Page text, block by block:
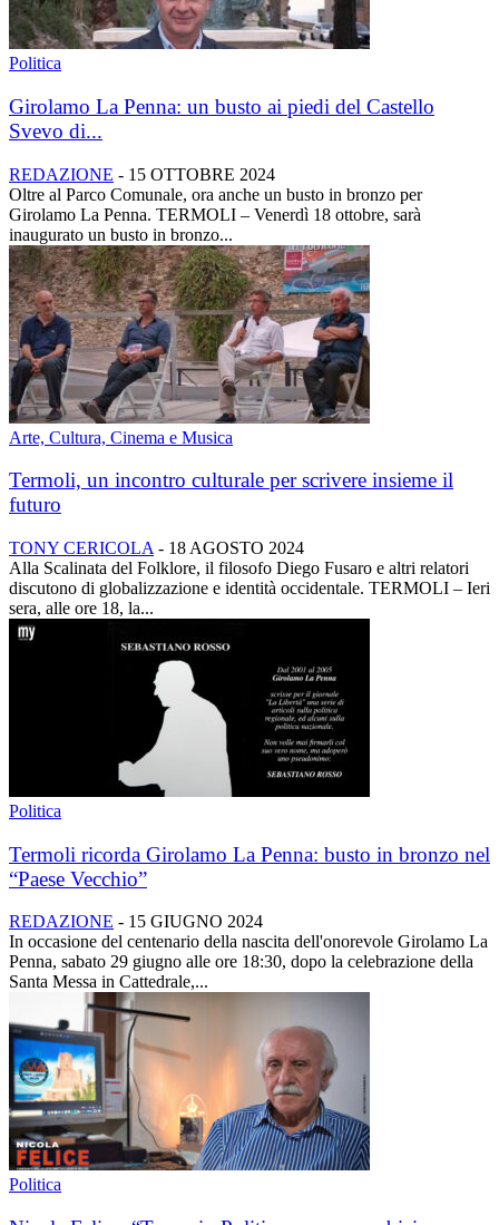
Politica
Girolamo La Penna: un busto ai piedi del Castello
Svevo di...
REDAZIONE - 15 OTTOBRE 2024
Oltre al Parco Comunale, ora anche un busto in bronzo per
Girolamo La Penna. TERMOLI – Venerdì 18 ottobre, sarà
inaugurato un busto in bronzo...
Arte, Cultura, Cinema e Musica
Termoli, un incontro culturale per scrivere insieme il
futuro
TONY CERICOLA - 18 AGOSTO 2024
Alla Scalinata del Folklore, il filosofo Diego Fusaro e altri relatori
discutono di globalizzazione e identità occidentale. TERMOLI – Ieri
sera, alle ore 18, la...
Politica
Termoli ricorda Girolamo La Penna: busto in bronzo nel
“Paese Vecchio”
REDAZIONE - 15 GIUGNO 2024
In occasione del centenario della nascita dell'onorevole Girolamo La
Penna, sabato 29 giugno alle ore 18:30, dopo la celebrazione della
Santa Messa in Cattedrale,...
Politica